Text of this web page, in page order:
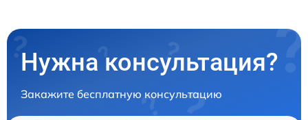
Нужна консультация?
Закажите бесплатную консультацию